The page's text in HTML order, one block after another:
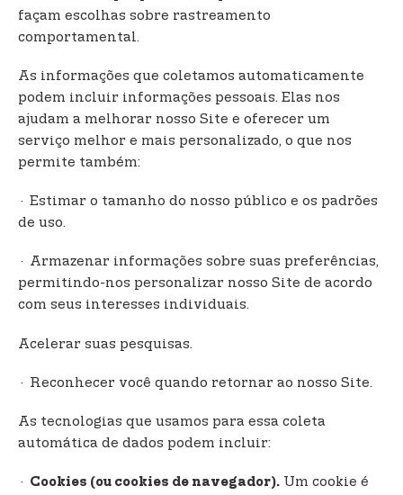
façam escolhas sobre rastreamento
comportamental.
As informações que coletamos automaticamente
podem incluir informações pessoais. Elas nos
ajudam a melhorar nosso Site e oferecer um
serviço melhor e mais personalizado, o que nos
permite também:
· Estimar o tamanho do nosso público e os padrões
de uso.
· Armazenar informações sobre suas preferências,
permitindo-nos personalizar nosso Site de acordo
com seus interesses individuais.
Acelerar suas pesquisas.
· Reconhecer você quando retornar ao nosso Site.
As tecnologias que usamos para essa coleta
automática de dados podem incluir:
· Cookies (ou cookies de navegador). Um cookie é